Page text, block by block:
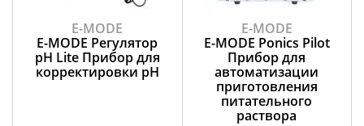
E-MODE
E-MODE Регулятор
pH Lite Прибор для
корректировки рН
E-MODE
E-MODE Ponics Pilot
Прибор для
автоматизации
приготовления
питательного
раствора